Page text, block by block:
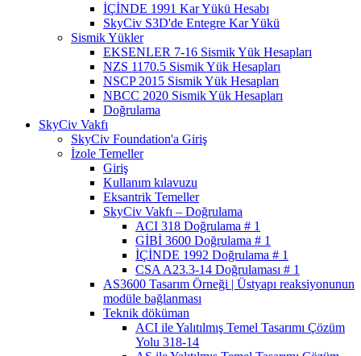
İÇİNDE 1991 Kar Yükü Hesabı
SkyCiv S3D'de Entegre Kar Yükü
Sismik Yükler
EKSENLER 7-16 Sismik Yük Hesapları
NZS 1170.5 Sismik Yük Hesapları
NSCP 2015 Sismik Yük Hesapları
NBCC 2020 Sismik Yük Hesapları
Doğrulama
SkyCiv Vakfı
SkyCiv Foundation'a Giriş
İzole Temeller
Giriş
Kullanım kılavuzu
Eksantrik Temeller
SkyCiv Vakfı – Doğrulama
ACI 318 Doğrulama # 1
GİBİ 3600 Doğrulama # 1
İÇİNDE 1992 Doğrulama # 1
CSA A23.3-14 Doğrulaması # 1
AS3600 Tasarım Örneği | Üstyapı reaksiyonunun
modüle bağlanması
Teknik döküman
ACI ile Yalıtılmış Temel Tasarımı Çözüm
Yolu 318-14